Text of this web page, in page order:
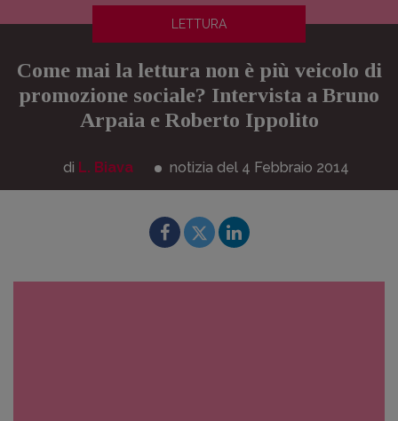
LETTURA
Come mai la lettura non è più veicolo di
promozione sociale? Intervista a Bruno
Arpaia e Roberto Ippolito
di L. Biava notizia del 4 Febbraio 2014